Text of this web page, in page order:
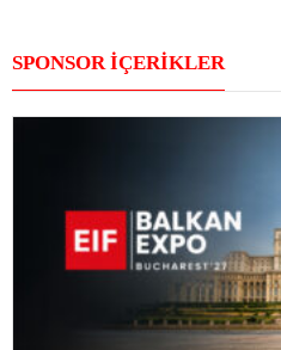
SPONSOR İÇERİKLER